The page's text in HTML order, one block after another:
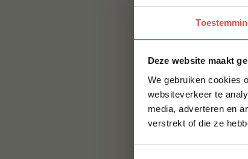
Deze website maakt
We gebruiken cookies
websiteverkeer te
media, adverteren en
verstrekt of die ze